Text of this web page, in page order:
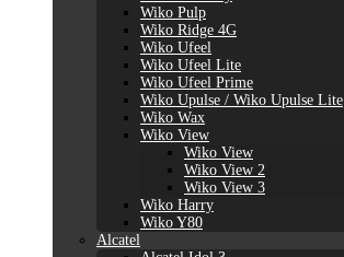
Wiko Pulp
Wiko Ridge 4G
Wiko Ufeel
Wiko Ufeel Lite
Wiko Ufeel Prime
Wiko Upulse / Wiko Upulse Lite
Wiko Wax
Wiko View
Wiko View
Wiko View 2
Wiko View 3
Wiko Harry
Wiko Y80
Alcatel